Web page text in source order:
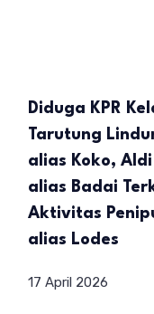
Diduga KPR
Tarutung
alias Koko,
alias Badai
Aktivitas
alias Lodes
17 April 2026